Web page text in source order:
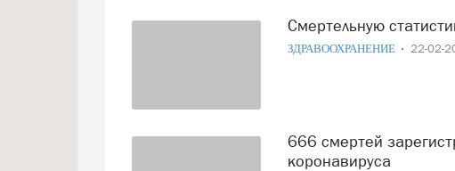
Смертельную
ЗДРАВООХРАНЕНИЕ 22-02-
666 смертей зарегистрировано в Вологодской области от
коронавируса